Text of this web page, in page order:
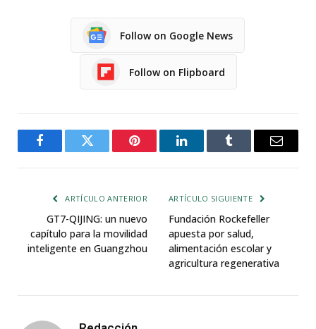
Follow on Google News
Follow on Flipboard
FacebookTwitter Pinterest LinkedInTumblr Email
ARTÍCULO ANTERIOR
GT7-QIJING: un nuevo
capítulo para la movilidad
inteligente en Guangzhou
ARTÍCULO SIGUIENTE
Fundación Rockefeller
apuesta por salud,
alimentación escolar y
agricultura regenerativa